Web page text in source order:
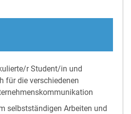
r Student/in und
für die verschiedenen
selbstständigen Arbeiten und